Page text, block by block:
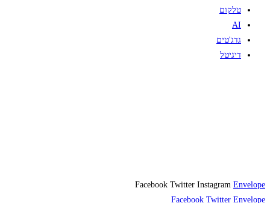
טלקום
AI
גדג'טים
דיגיטל
Facebook Twitter Instagram Envelope
Facebook Twitter Envelope